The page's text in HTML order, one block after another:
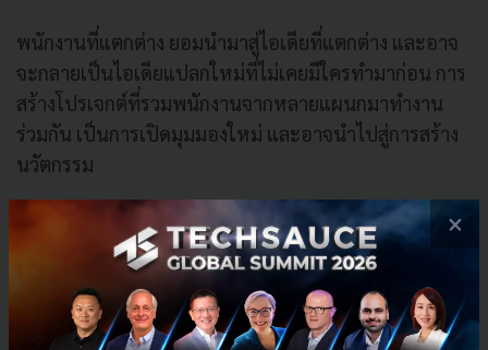
พนักงานที่แตกต่าง ยอมนำมาสู่ไอเดียที่แตกต่าง และอาจ
จะกลายเป็นไอเดียแปลกใหม่ที่ไม่เคยมีใครทำมาก่อน การ
สร้างโปรเจกต์ที่รวมพนักงานจากหลายแผนกมาทำงาน
ร่วมกัน เป็นการเปิดมุมมองใหม่ และอาจนำไปสู่การสร้าง
นวัตกรรม
คนทำดีต้องมีรางวัล
ระบบรางวัลอาจเป็นหนึ่งแรงจูงใจให้พนักงานอยากแสดง
ความสามารถ เมื่อความคิดของพวกเขาได้รับการยอมรับ
×